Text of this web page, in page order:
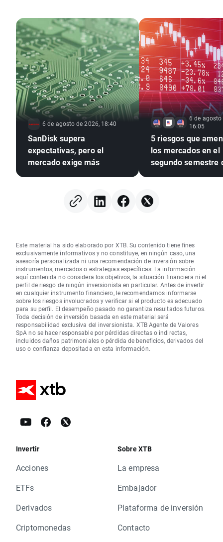
6 de agosto de 2026, 18:40
SanDisk supera
expectativas, pero el
mercado exige más
6 de agosto
16:05
5 riesgos que
los mercados en el
segundo semestre
Este material ha sido elaborado por XTB. Su contenido tiene fines
exclusivamente informativos y no constituye, en ningún caso, una
asesoría personalizada ni una recomendación de inversión sobre
instrumentos, mercados o estrategias específicas. La información
aquí contenida no considera los objetivos, la situación financiera ni el
perfil de riesgo de ningún inversionista en particular. Antes de invertir
en cualquier instrumento financiero, le recomendamos informarse
sobre los riesgos involucrados y verificar si el producto es adecuado
para su perfil. El desempeño pasado no garantiza resultados futuros.
Toda decisión de inversión basada en este material será
responsabilidad exclusiva del inversionista. XTB Agente de Valores
SpA no se hace responsable por pérdidas directas o indirectas,
incluidos daños patrimoniales o pérdida de beneficios, derivados del
uso o confianza depositada en esta información.
Invertir
Acciones
ETFs
Derivados
Criptomonedas
Sobre XTB
La empresa
Embajador
Plataforma de inversión
Contacto